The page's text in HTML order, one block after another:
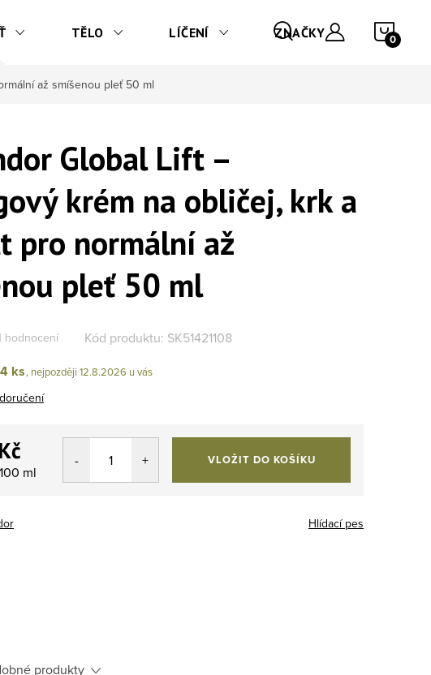
TĚLO LÍČENÍ ZNAČKY
až smíšenou pleť 50 ml
Global Lift –
krém na obličej, krk a
pro normální až
pleť 50 ml
hodnocení Kód produktu: SK51421108
4 ks 12.8.2026
ml
VLOŽIT DO KOŠÍKU
Hlídací pes
produkty